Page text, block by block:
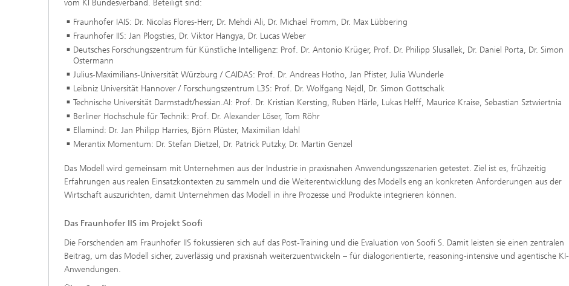
vom KI Bundesverband. Beteiligt sind:
Fraunhofer IAIS: Dr. Nicolas Flores-Herr, Dr. Mehdi Ali, Dr. Michael Fromm, Dr. Max Lübbering
Fraunhofer IIS: Jan Plogsties, Dr. Viktor Hangya, Dr. Lucas Weber
Deutsches Forschungszentrum für Künstliche Intelligenz: Prof. Dr. Antonio Krüger, Prof. Dr. Philipp Slusallek, Dr. Daniel Porta, Dr. Simon
Ostermann
Julius-Maximilians-Universität Würzburg / CAIDAS: Prof. Dr. Andreas Hotho, Jan Pfister, Julia Wunderle
Leibniz Universität Hannover / Forschungszentrum L3S: Prof. Dr. Wolfgang Nejdl, Dr. Simon Gottschalk
Technische Universität Darmstadt/hessian.AI: Prof. Dr. Kristian Kersting, Ruben Härle, Lukas Helff, Maurice Kraise, Sebastian Sztwiertnia
Berliner Hochschule für Technik: Prof. Dr. Alexander Löser, Tom Röhr
Ellamind: Dr. Jan Philipp Harries, Björn Plüster, Maximilian Idahl
Merantix Momentum: Dr. Stefan Dietzel, Dr. Patrick Putzky, Dr. Martin Genzel
Das Modell wird gemeinsam mit Unternehmen aus der Industrie in praxisnahen Anwendungsszenarien getestet. Ziel ist es, frühzeitig
Erfahrungen aus realen Einsatzkontexten zu sammeln und die Weiterentwicklung des Modells eng an konkreten Anforderungen aus der
Wirtschaft auszurichten, damit Unternehmen das Modell in ihre Prozesse und Produkte integrieren können.
Das Fraunhofer IIS im Projekt Soofi
Die Forschenden am Fraunhofer IIS fokussieren sich auf das Post-Training und die Evaluation von Soofi S. Damit leisten sie einen zentralen
Beitrag, um das Modell sicher, zuverlässig und praxisnah weiterzuentwickeln – für dialogorientierte, reasoning-intensive und agentische KI-
Anwendungen.